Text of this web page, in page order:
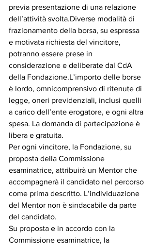
previa presentazione di una relazione
dell’attività svolta.Diverse modalità di
frazionamento della borsa, su espressa
e motivata richiesta del vincitore,
potranno essere prese in
considerazione e deliberate dal CdA
della Fondazione.L’importo delle borse
è lordo, omnicomprensivo di ritenute di
legge, oneri previdenziali, inclusi quelli
a carico dell’ente erogatore, e ogni altra
spesa. La domanda di partecipazione è
libera e gratuita.
Per ogni vincitore, la Fondazione, su
proposta della Commissione
esaminatrice, attribuirà un Mentor che
accompagnerà il candidato nel percorso
come prima descritto. L’individuazione
del Mentor non è sindacabile da parte
del candidato.
Su proposta e in accordo con la
Commissione esaminatrice, la